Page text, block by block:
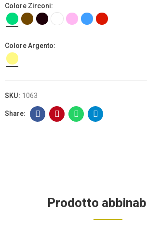
Colore Zirconi
Colore Argento
SKU: 1063
Prodotto